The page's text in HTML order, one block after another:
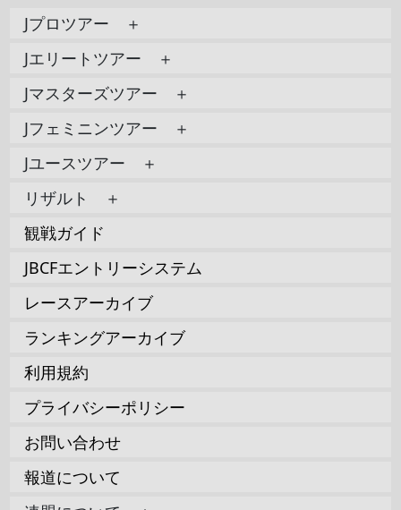
Jプロツアー ＋
Jエリートツアー ＋
Jマスターズツアー ＋
Jフェミニンツアー ＋
Jユースツアー ＋
リザルト ＋
観戦ガイド
JBCFエントリーシステム
レースアーカイブ
ランキングアーカイブ
利用規約
プライバシーポリシー
お問い合わせ
報道について